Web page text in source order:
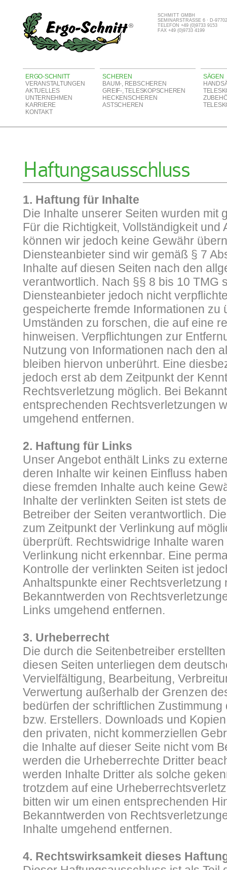
SCHMITT GMBH
SEMINARSTRASSE 6 · D-
TELEFON +49 (0)9733 9153
FAX +49 (0)9733 4199
ERGO-SCHNITT
VERANSTALTUNGEN
AKTUELLES
UNTERNEHMEN
KARRIERE
KONTAKT
SCHEREN
BAUM-, REBSCHEREN
GREIF-, TELESKOPSCHEREN
HECKENSCHEREN
ASTSCHEREN
SÄGEN
Haftungsausschluss
1. Haftung für Inhalte
Die Inhalte unserer Seiten wurden mit
Für die Richtigkeit, Vollständigkeit und
können wir jedoch keine Gewähr
Diensteanbieter sind wir gemäß § 7
Inhalte auf diesen Seiten nach den
verantwortlich. Nach §§ 8 bis 10 TMG
Diensteanbieter jedoch nicht
gespeicherte fremde Informationen zu
Umständen zu forschen, die auf eine
hinweisen. Verpflichtungen zur
Nutzung von Informationen nach den
bleiben hiervon unberührt. Eine
jedoch erst ab dem Zeitpunkt der
Rechtsverletzung möglich. Bei
entsprechenden Rechtsverletzungen
umgehend entfernen.
2. Haftung für Links
Unser Angebot enthält Links zu
deren Inhalte wir keinen Einfluss
diese fremden Inhalte auch keine
Inhalte der verlinkten Seiten ist stets
Betreiber der Seiten verantwortlich.
zum Zeitpunkt der Verlinkung auf
überprüft. Rechtswidrige Inhalte
Verlinkung nicht erkennbar. Eine
Kontrolle der verlinkten Seiten ist
Anhaltspunkte einer Rechtsverletzung
Bekanntwerden von
Links umgehend entfernen.
3. Urheberrecht
Die durch die Seitenbetreiber
diesen Seiten unterliegen dem
Vervielfältigung, Bearbeitung,
Verwertung außerhalb der Grenzen
bedürfen der schriftlichen
bzw. Erstellers. Downloads und
den privaten, nicht kommerziellen
die Inhalte auf dieser Seite nicht vom
werden die Urheberrechte Dritter
werden Inhalte Dritter als solche
trotzdem auf eine
bitten wir um einen entsprechenden
Bekanntwerden von
Inhalte umgehend entfernen.
4. Rechtswirksamkeit dieses